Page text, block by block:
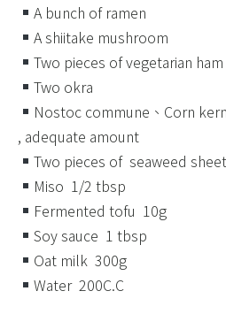
A bunch of ramen ​ ​ ​
A shiitake mushroom ​ ​
Two pieces of vegetarian ham​
Two okra ​
Nostoc commune、Corn
, adequate amount​
Two pieces of ​ seaweed
Miso ​ 1/2 tbsp​
Fermented tofu ​ 10g​
Soy sauce ​ 1 tbsp​
Oat milk ​ 300g​
Water ​ 200C.C​